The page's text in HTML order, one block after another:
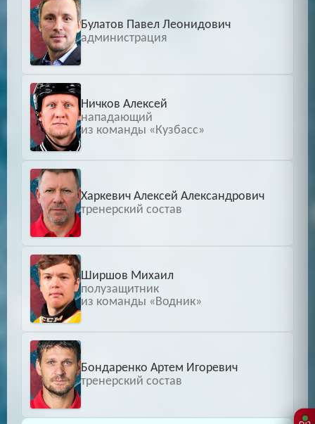
Булатов Павел Леонидович
администрация
Ничков Алексей
нападающий
из команды «Кузбасс»
Харкевич Алексей Александрович
тренерский состав
Ширшов Михаил
полузащитник
из команды «Водник»
Бондаренко Артем Игоревич
тренерский состав